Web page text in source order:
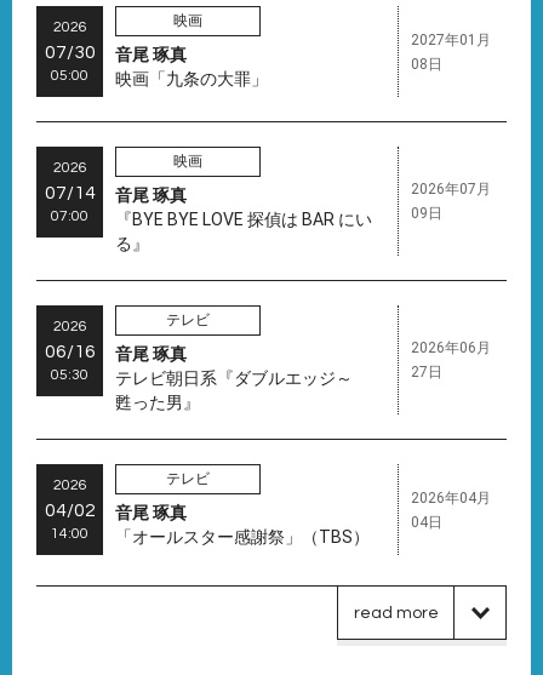
2026
07/30
05:00
映画
音尾 琢真
映画「九条の大罪」
2027年01月
08日
2026
07/14
07:00
映画
音尾 琢真
『BYE BYE LOVE 探偵は BAR にい
る』
2026年07月
09日
2026
06/16
05:30
テレビ
音尾 琢真
テレビ朝日系『ダブルエッジ～
甦った男』
2026年06月
27日
2026
04/02
14:00
テレビ
音尾 琢真
「オールスター感謝祭」（TBS）
2026年04月
04日
read more